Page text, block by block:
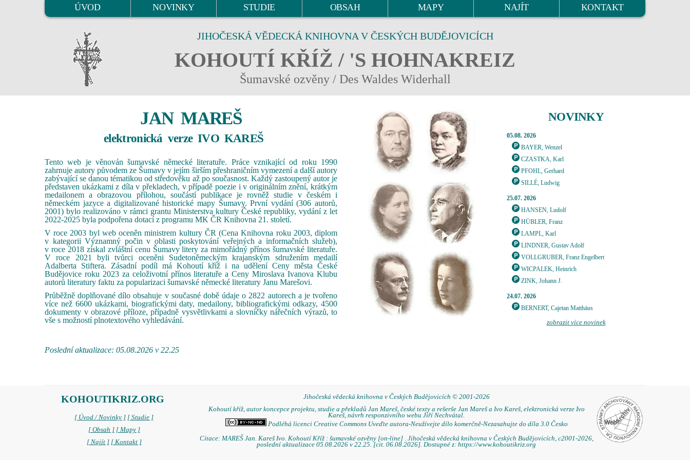
ÚVOD NOVINKY STUDIE OBSAH MAPY NAJÍT KONTAKT
JIHOČESKÁ VĚDECKÁ KNIHOVNA V ČESKÝCH BUDĚJOVICÍCH
KOHOUTÍ KŘÍŽ / 'S HOHNAKREIZ
Šumavské ozvěny / Des Waldes Widerhall
JAN MAREŠ
elektronická verze IVO KAREŠ
Tento web je věnován šumavské německé literatuře. Práce vznikající od roku 1990
zahrnuje autory původem ze Šumavy v jejím širším přeshraničním vymezení a další autory
zabývající se danou tématikou od středověku až po současnost. Každý zastoupený autor je
představen ukázkami z díla v překladech, v případě poezie i v originálním znění, krátkým
medailonem a obrazovou přílohou, součástí publikace je rovněž studie v českém i
německém jazyce a digitalizované historické mapy Šumavy. První vydání (306 autorů,
2001) bylo realizováno v rámci grantu Ministerstva kultury České republiky, vydání z let
2022-2025 byla podpořena dotací z programu MK ČR Knihovna 21. století.
V roce 2003 byl web oceněn ministrem kultury ČR (Cena Knihovna roku 2003, diplom
v kategorii Významný počin v oblasti poskytování veřejných a informačních služeb),
v roce 2018 získal zvláštní cenu Šumavy litery za mimořádný přínos šumavské literatuře.
V roce 2021 byli tvůrci oceněni Sudetoněmeckým krajanským sdružením medailí
Adalberta Stiftera. Zásadní podíl má Kohoutí kříž i na udělení Ceny města České
Budějovice roku 2023 za celoživotní přínos literatuře a Ceny Miroslava Ivanova Klubu
autorů literatury faktu za popularizaci šumavské německé literatury Janu Marešovi.
Průběžně doplňované dílo obsahuje v současné době údaje o 2822 autorech a je tvořeno
více než 6600 ukázkami, biografickými daty, medailony, bibliografickými odkazy, 4500
dokumenty v obrazové příloze, případně vysvětlivkami a slovníčky nářečních výrazů, to
vše s možností plnotextového vyhledávání.
Poslední aktualizace: 05.08.2026 v 22.25
NOVINKY
05.08. 2026
BAYER, Wenzel
CZASTKA, Karl
PFOHL, Gerhard
SILLÉ, Ludwig
25.07. 2026
HANSEN, Ludolf
HÜBLER, Franz
LAMPL, Karl
LINDNER, Gustav Adolf
VOLLGRUBER, Franz Engelbert
WICPALEK, Heinrich
ZINK, Johann J.
24.07. 2026
BERNERT, Cajetan Matthäus
zobrazit více novinek
KOHOUTIKRIZ.ORG
[ Úvod / Novinky ] [ Studie ]
[ Obsah ] [ Mapy ]
[ Najít ] [ Kontakt ]
Jihočeská vědecká knihovna v Českých Budějovicích © 2001-2026
Kohoutí kříž, autor koncepce projektu, studie a překladů Jan Mareš, české texty a rešerše Jan Mareš a Ivo Kareš, elektronická verze Ivo
Kareš, návrh responzivního webu Jiří Nechvátal.
Podléhá licenci Creative Commons Uveďte autora-Neužívejte dílo komerčně-Nezasahujte do díla 3.0 Česko
Citace: MAREŠ Jan. Kareš Ivo. Kohoutí Kříž : šumavské ozvěny [on-line] . Jihočeská vědecká knihovna v Českých Budějovicích, c2001-2026,
poslední aktualizace 05.08.2026 v 22.25. [cit. 06.08.2026]. Dostupné z: https://www.kohoutikriz.org